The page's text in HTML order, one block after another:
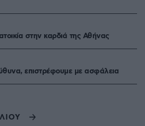
στην καρδιά της Αθήνας
επιστρέφουμε με ασφάλεια